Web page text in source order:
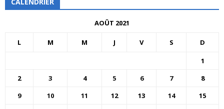
AOÛT 2021
L M M J V S D
1
2
3 4 5 6 7
8
9
10 11 12 13 14
15